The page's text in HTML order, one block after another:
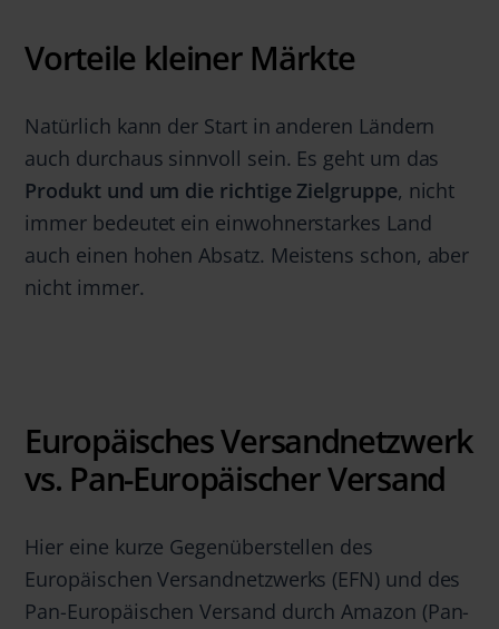
Vorteile kleiner Märkte
Natürlich kann der Start in anderen Ländern
auch durchaus sinnvoll sein. Es geht um das
Produkt und um die richtige Zielgruppe, nicht
immer bedeutet ein einwohnerstarkes Land
auch einen hohen Absatz. Meistens schon, aber
nicht immer.
Europäisches Versandnetzwerk
vs. Pan-Europäischer Versand
Hier eine kurze Gegenüberstellen des
Europäischen Versandnetzwerks (EFN) und des
Pan-Europäischen Versand durch Amazon (Pan-